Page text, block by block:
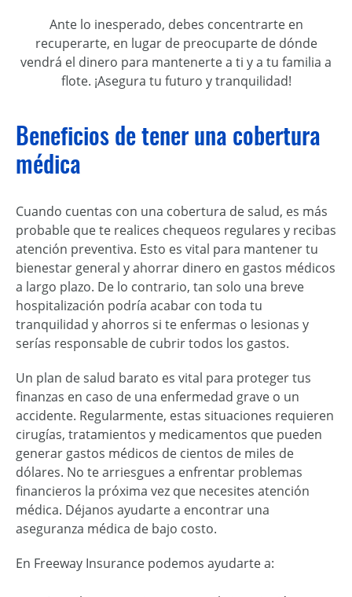
Ante lo inesperado, debes concentrarte en
recuperarte, en lugar de preocuparte de dónde
vendrá el dinero para mantenerte a ti y a tu familia a
flote. ¡Asegura tu futuro y tranquilidad!
Beneficios de tener una cobertura
médica
Cuando cuentas con una cobertura de salud, es más
probable que te realices chequeos regulares y recibas
atención preventiva. Esto es vital para mantener tu
bienestar general y ahorrar dinero en gastos médicos
a largo plazo. De lo contrario, tan solo una breve
hospitalización podría acabar con toda tu
tranquilidad y ahorros si te enfermas o lesionas y
serías responsable de cubrir todos los gastos.
Un plan de salud barato es vital para proteger tus
finanzas en caso de una enfermedad grave o un
accidente. Regularmente, estas situaciones requieren
cirugías, tratamientos y medicamentos que pueden
generar gastos médicos de cientos de miles de
dólares. No te arriesgues a enfrentar problemas
financieros la próxima vez que necesites atención
médica. Déjanos ayudarte a encontrar una
aseguranza médica de bajo costo.
En Freeway Insurance podemos ayudarte a: